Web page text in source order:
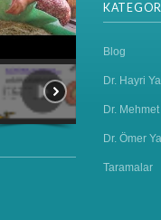
Blog
Dr. Hayri
Dr. Mehmet
Dr. Ömer
Taramalar